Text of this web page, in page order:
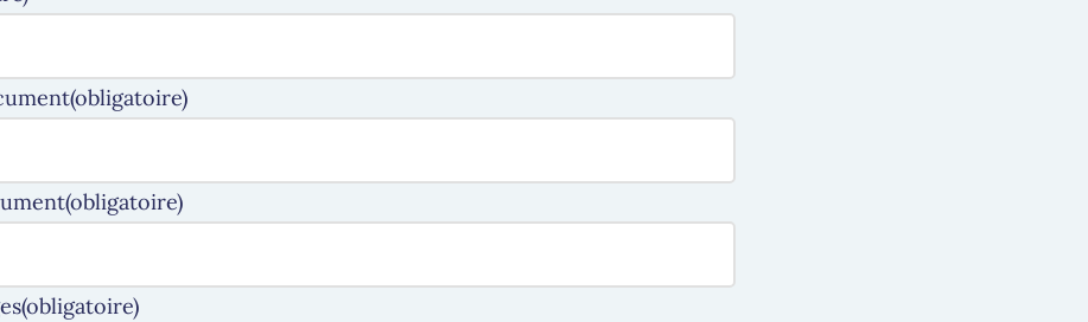
(obligatoire)
(obligatoire)
(obligatoire)